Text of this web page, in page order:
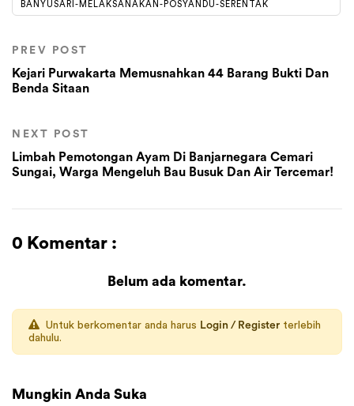
BANYUSARI-MELAKSANAKAN-POSYANDU-SERENTAK
PREV POST
Kejari Purwakarta Memusnahkan 44 Barang Bukti Dan
Benda Sitaan
NEXT POST
Limbah Pemotongan Ayam Di Banjarnegara Cemari
Sungai, Warga Mengeluh Bau Busuk Dan Air Tercemar!
0 Komentar :
Belum ada komentar.
Untuk berkomentar anda harus Login / Register terlebih
dahulu.
Mungkin Anda Suka